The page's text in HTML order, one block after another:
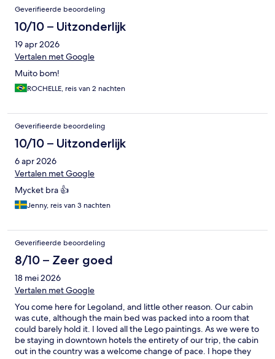
Geverifieerde beoordeling
10/10 – Uitzonderlijk
19 apr 2026
Vertalen met Google
Muito bom!
ROCHELLE, reis van 2 nachten
Geverifieerde beoordeling
10/10 – Uitzonderlijk
6 apr 2026
Vertalen met Google
Mycket bra 👍
Jenny, reis van 3 nachten
Geverifieerde beoordeling
8/10 – Zeer goed
18 mei 2026
Vertalen met Google
You come here for Legoland, and little other reason. Our cabin
was cute, although the main bed was packed into a room that
could barely hold it. I loved all the Lego paintings. As we were to
be staying in downtown hotels the entirety of our trip, the cabin
out in the country was a welcome change of pace. I hope they